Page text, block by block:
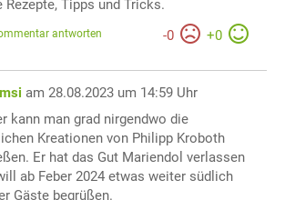
Rezepte, Tipps und Tricks.
-0 +0
antworten
am 28.08.2023 um 14:59 Uhr
kann man grad nirgendwo die
Kreationen von Philipp Kroboth
Er hat das Gut Mariendol verlassen
ab Feber 2024 etwas weiter südlich
Gäste begrüßen.